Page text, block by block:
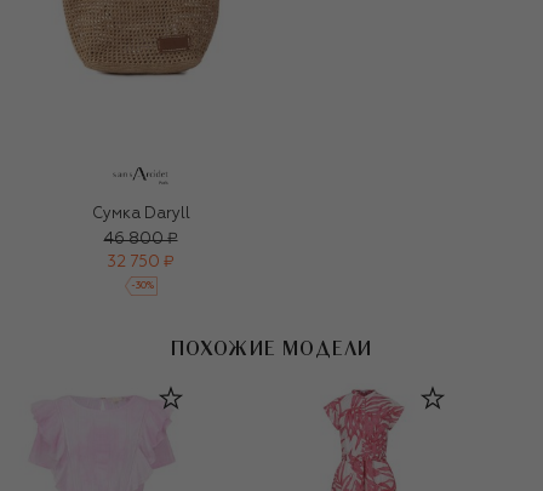
Сумка Daryll
46 800 ₽
32 750 ₽
-30%
ПОХОЖИЕ МОДЕЛИ